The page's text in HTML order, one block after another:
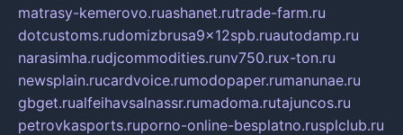
matrasy-kemerovo.ruashanet.rutrade-farm.ru
dotcustoms.rudomizbrusa9x12spb.ruautodamp.ru
narasimha.rudjcommodities.runv750.rux-ton.ru
newsplain.rucardvoice.rumodopaper.rumanunae.ru
gbget.rualfeihavsalnassr.rumadoma.rutajuncos.ru
petrovkasports.ruporno-online-besplatno.rusplclub.ru